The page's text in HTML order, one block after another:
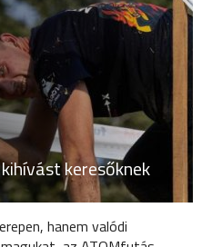
keresőknek
hanem valódi